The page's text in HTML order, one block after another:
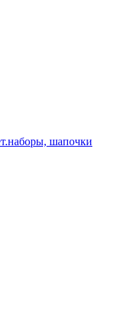
шапочки